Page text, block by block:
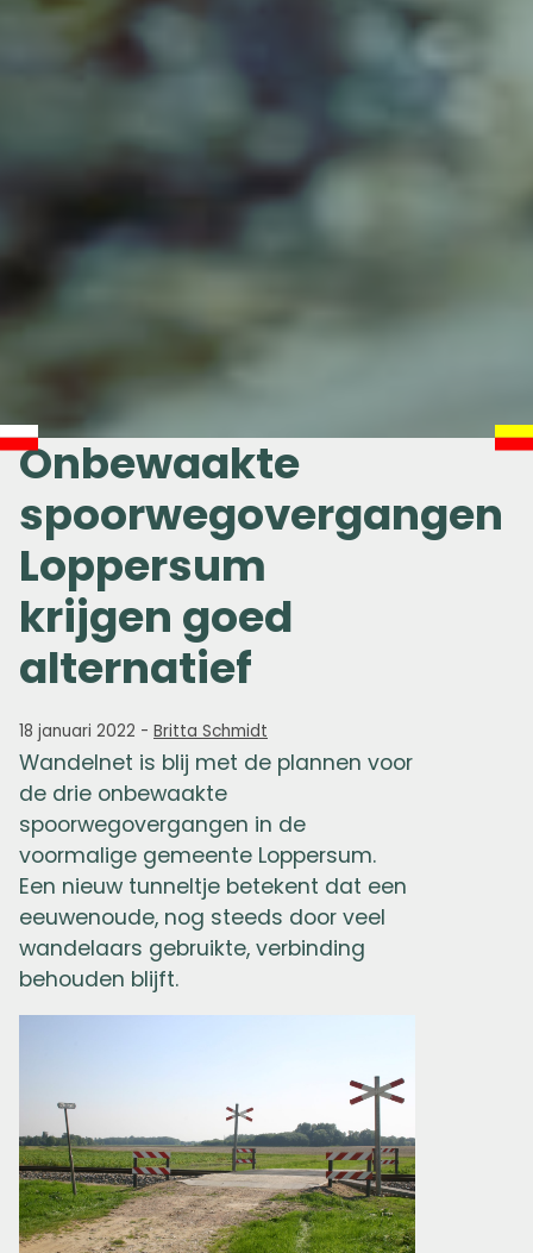
Onbewaakte
spoorwegovergangen
Loppersum
krijgen goed
alternatief
18 januari 2022 - Britta Schmidt
Wandelnet is blij met de plannen voor
de drie onbewaakte
spoorwegovergangen in de
voormalige gemeente Loppersum.
Een nieuw tunneltje betekent dat een
eeuwenoude, nog steeds door veel
wandelaars gebruikte, verbinding
behouden blijft.